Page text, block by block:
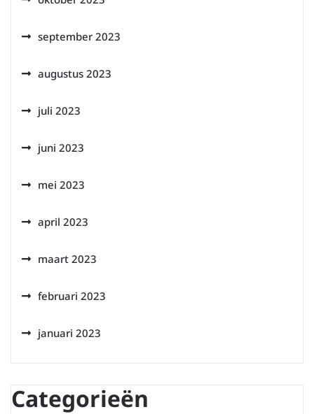
september 2023
augustus 2023
juli 2023
juni 2023
mei 2023
april 2023
maart 2023
februari 2023
januari 2023
Categorieën